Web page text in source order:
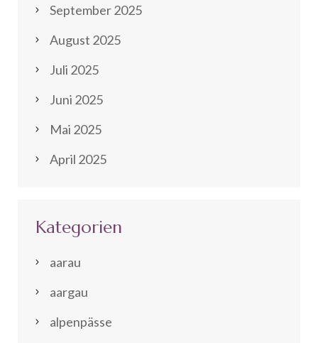
September 2025
August 2025
Juli 2025
Juni 2025
Mai 2025
April 2025
Kategorien
aarau
aargau
alpenpässe